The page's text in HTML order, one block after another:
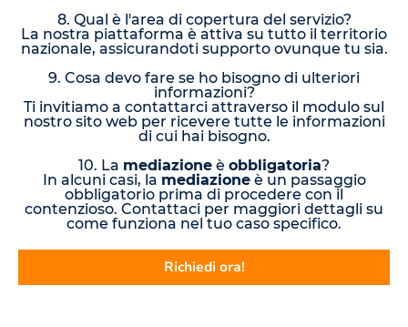
8. Qual è l'area di copertura del servizio?
La nostra piattaforma è attiva su tutto il territorio
nazionale, assicurandoti supporto ovunque tu sia.
9. Cosa devo fare se ho bisogno di ulteriori
informazioni?
Ti invitiamo a contattarci attraverso il modulo sul
nostro sito web per ricevere tutte le informazioni
di cui hai bisogno.
10. La mediazione è obbligatoria?
In alcuni casi, la mediazioneè un passaggio
obbligatorio prima di procedere con il
contenzioso. Contattaci per maggiori dettagli su
come funziona nel tuo caso specifico.
Richiedi ora!